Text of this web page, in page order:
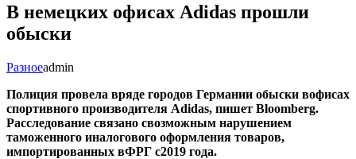
В немецких офисах Adidas прошли
обыски
Разноеadmin
Полиция провела вряде городов Германии обыски вофисах
спортивного производителя Adidas, пишет Bloomberg.
Расследование связано свозможным нарушением
таможенного иналогового оформления товаров,
импортированных вФРГ с2019 года.